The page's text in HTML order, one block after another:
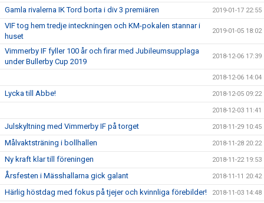
Gamla rivalerna IK Tord borta i div 3 premiären 2019-01-17 22:55
VIF tog hem tredje inteckningen och KM-pokalen stannar i
huset
2019-01-05 18:02
Vimmerby IF fyller 100 år och firar med Jubileumsupplaga
under Bullerby Cup 2019
2018-12-06 17:39
2018-12-06 14:04
Lycka till Abbe! 2018-12-05 09:22
2018-12-03 11:41
Julskyltning med Vimmerby IF på torget 2018-11-29 10:45
Målvaktsträning i bollhallen 2018-11-28 20:22
Ny kraft klar till föreningen 2018-11-22 19:53
Årsfesten i Mässhallarna gick galant 2018-11-11 20:42
Härlig höstdag med fokus på tjejer och kvinnliga förebilder! 2018-11-03 14:48